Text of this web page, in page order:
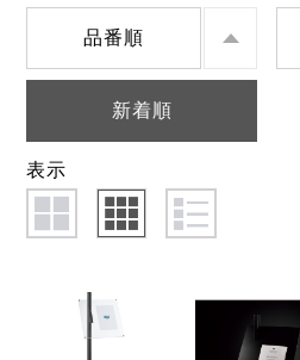
品番順
新着順
表示